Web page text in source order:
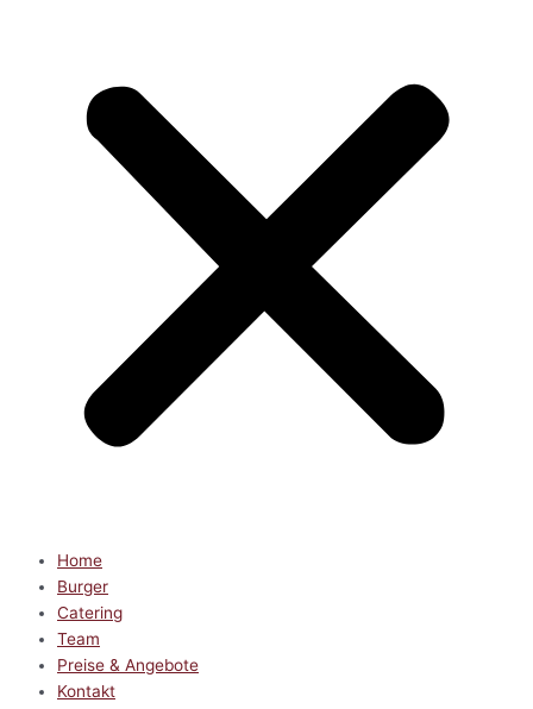
Home
Burger
Catering
Team
Preise & Angebote
Kontakt